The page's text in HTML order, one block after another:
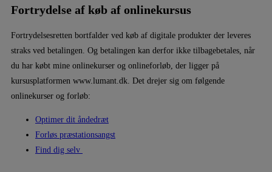
Fortrydelse af køb af onlinekursus
Fortrydelsesretten bortfalder ved køb af digitale produkter der leveres
straks ved betalingen. Og betalingen kan derfor ikke tilbagebetales, når
du har købt mine onlinekurser og onlineforløb, der ligger på
kursusplatformen www.lumant.dk. Det drejer sig om følgende
onlinekurser og forløb:
Optimer dit åndedræt
Forløs præstationsangst
Find dig selv